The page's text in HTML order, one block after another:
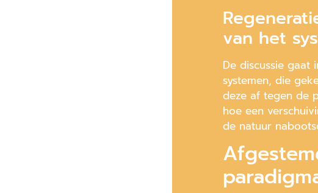
van het
De discussie
systemen, die
deze af tegen de
hoe een
de natuur